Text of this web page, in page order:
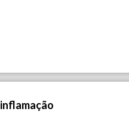
inflamação